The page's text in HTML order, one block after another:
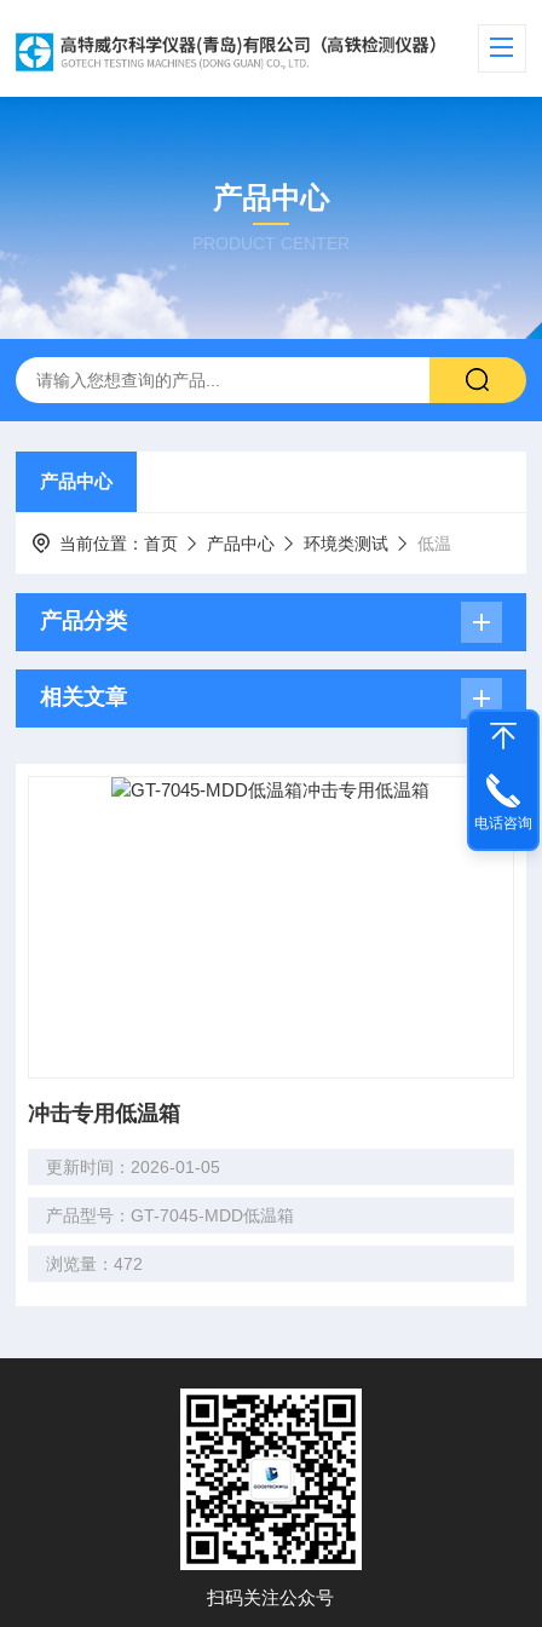
产品中心
PRODUCT CENTER
产品中心
当前位置：首页 产品中心 环境类测试 低温
产品分类
相关文章
冲击专用低温箱
更新时间：2026-01-05
产品型号：GT-7045-MDD低温箱
浏览量：472
扫码关注公众号
电话咨询